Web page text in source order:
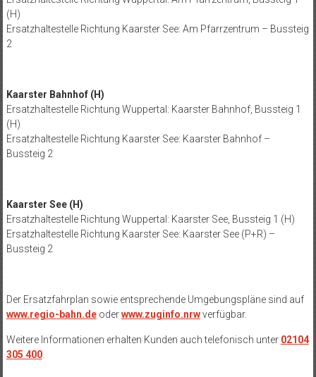
(H)
Ersatzhaltestelle Richtung Kaarster See: Am Pfarrzentrum – Bussteig
2
Kaarster Bahnhof (H)
Ersatzhaltestelle Richtung Wuppertal: Kaarster Bahnhof, Bussteig 1
(H)
Ersatzhaltestelle Richtung Kaarster See: Kaarster Bahnhof –
Bussteig 2
Kaarster See (H)
Ersatzhaltestelle Richtung Wuppertal: Kaarster See, Bussteig 1 (H)
Ersatzhaltestelle Richtung Kaarster See: Kaarster See (P+R) –
Bussteig 2
Der Ersatzfahrplan sowie entsprechende Umgebungspläne sind auf
www.regio-bahn.deoderwww.zuginfo.nrwverfügbar.
Weitere Informationen erhalten Kunden auch telefonisch unter 02104
305 400.